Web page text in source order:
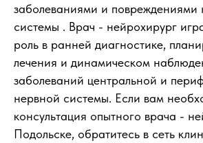
заболеваниями и повреждениями
системы . Врач - нейрохирург
роль в ранней диагностике,
лечения и динамическом
заболеваний центральной и
нервной системы. Если вам
консультация опытного врача -
Подольске, обратитесь в сеть